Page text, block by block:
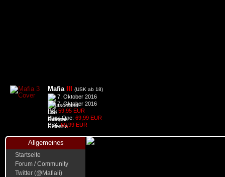
Mafia (USK ab 18)
7. Oktober 2016
7. Oktober 2016
PC: 59,95 EUR
Xbox One: 69,99 EUR
PS4:69,99 EUR
Allgemeines
Startseite
Forum / Community
Twitter (@Mafiaii)